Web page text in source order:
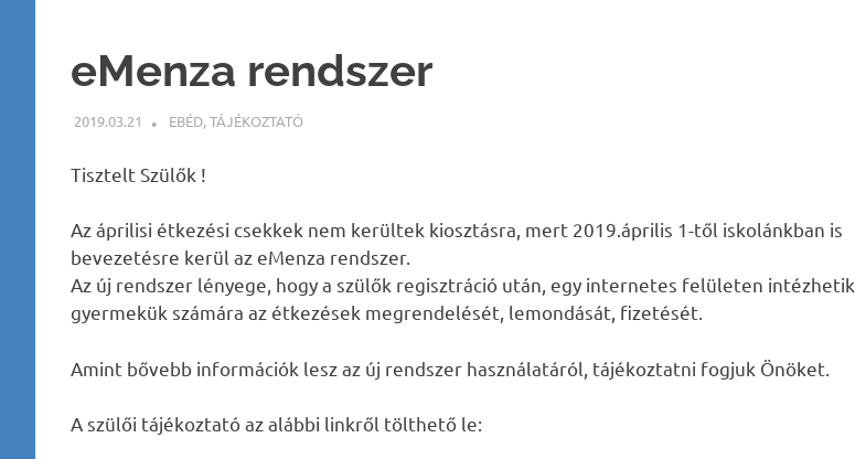
eMenza rendszer
2019.03.21 NBEA
EBÉD,TÁJÉKOZTATÓ
Tisztelt Szülők !
Az áprilisi étkezési csekkek nem kerültek kiosztásra, mert 2019.április 1-től iskolánkban is
bevezetésre kerül az eMenza rendszer.
Az új rendszer lényege, hogy a szülők regisztráció után, egy internetes felületen intézhetik
gyermekük számára az étkezések megrendelését, lemondását, fizetését.
Amint bővebb információk lesz az új rendszer használatáról, tájékoztatni fogjuk Önöket.
A szülői tájékoztató az alábbi linkről tölthető le: